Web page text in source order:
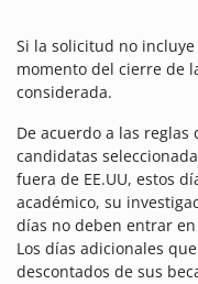
Si la solicitud no
momento del cierre de
considerada.
De acuerdo a las
candidatas
fuera de EE.UU, estos
académico, su
días no deben entrar
Los días adicionales
descontados de sus